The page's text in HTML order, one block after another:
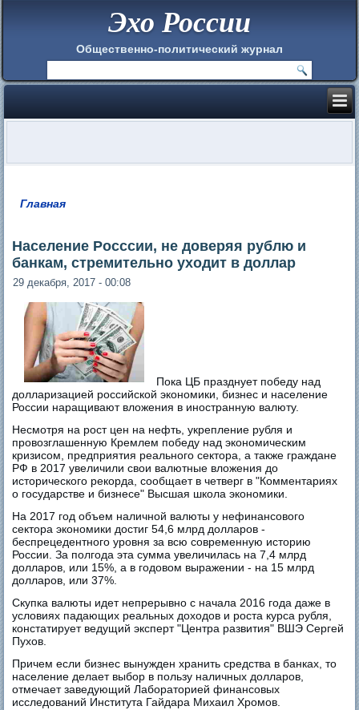
Эхо России
Общественно-политический журнал
Главная
Население Росссии, не доверяя рублю и
банкам, стремительно уходит в доллар
29 декабря, 2017 - 00:08
Пока ЦБ празднует победу над
долларизацией российской экономики, бизнес и население
России наращивают вложения в иностранную валюту.
Несмотря на рост цен на нефть, укрепление рубля и
провозглашенную Кремлем победу над экономическим
кризисом, предприятия реального сектора, а также граждане
РФ в 2017 увеличили свои валютные вложения до
исторического рекорда, сообщает в четверг в "Комментариях
о государстве и бизнесе" Высшая школа экономики.
На 2017 год объем наличной валюты у нефинансового
сектора экономики достиг 54,6 млрд долларов -
беспрецедентного уровня за всю современную историю
России. За полгода эта сумма увеличилась на 7,4 млрд
долларов, или 15%, а в годовом выражении - на 15 млрд
долларов, или 37%.
Скупка валюты идет непрерывно с начала 2016 года даже в
условиях падающих реальных доходов и роста курса рубля,
констатирует ведущий эксперт "Центра развития" ВШЭ Сергей
Пухов.
Причем если бизнес вынужден хранить средства в банках, то
население делает выбор в пользу наличных долларов,
отмечает заведующий Лабораторией финансовых
исследований Института Гайдара Михаил Хромов.